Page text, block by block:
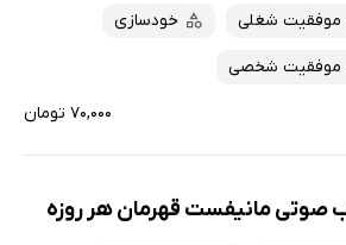
موفقیت شغلی خودسازی
موفقیت شخصی
۷۰,۰۰۰ تومان
صوتی مانیفست قهرمان هر روزه